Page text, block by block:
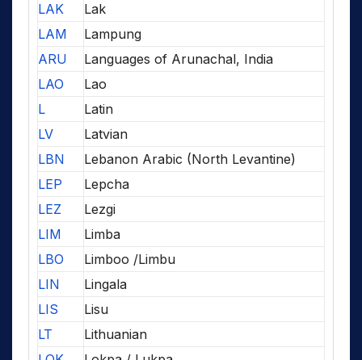
LAK
Lak
LAM
Lampung
ARU
Languages of Arunachal, India
LAO
Lao
L
Latin
LV
Latvian
LBN
Lebanon Arabic (North Levantine)
LEP
Lepcha
LEZ
Lezgi
LIM
Limba
LBO
Limboo /Limbu
LIN
Lingala
LIS
Lisu
LT
Lithuanian